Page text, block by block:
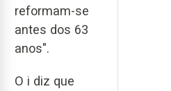
reformam-se
antes dos 63
anos".
O i diz que